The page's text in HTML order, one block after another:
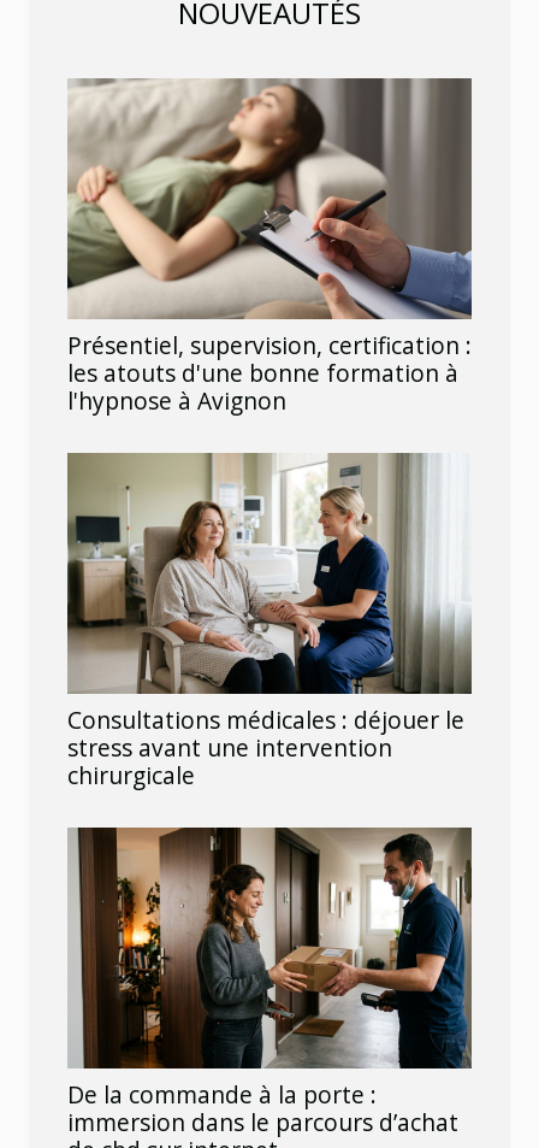
NOUVEAUTÉS
Présentiel, supervision, certification :
les atouts d'une bonne formation à
l'hypnose à Avignon
Consultations médicales : déjouer le
stress avant une intervention
chirurgicale
De la commande à la porte :
immersion dans le parcours d’achat